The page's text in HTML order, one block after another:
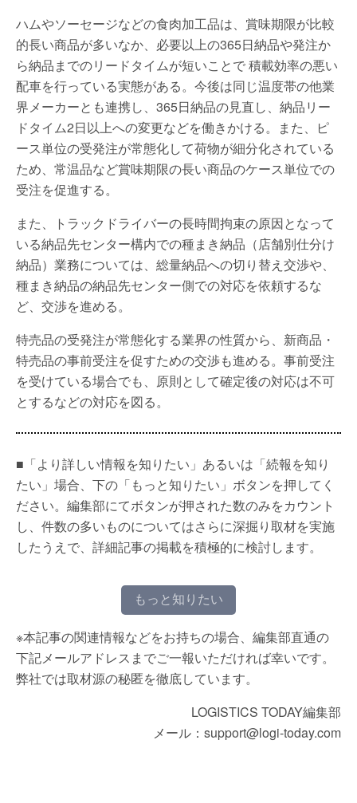
ハムやソーセージなどの食肉加工品は、賞味期限が比較
的長い商品が多いなか、必要以上の365日納品や発注か
ら納品までのリードタイムが短いことで 積載効率の悪い
配車を行っている実態がある。今後は同じ温度帯の他業
界メーカーとも連携し、365日納品の見直し、納品リー
ドタイム2日以上への変更などを働きかける。また、ピ
ース単位の受発注が常態化して荷物が細分化されている
ため、常温品など賞味期限の長い商品のケース単位での
受注を促進する。
また、トラックドライバーの長時間拘束の原因となって
いる納品先センター構内での種まき納品（店舗別仕分け
納品）業務については、総量納品への切り替え交渉や、
種まき納品の納品先センター側での対応を依頼するな
ど、交渉を進める。
特売品の受発注が常態化する業界の性質から、新商品・
特売品の事前受注を促すための交渉も進める。事前受注
を受けている場合でも、原則として確定後の対応は不可
とするなどの対応を図る。
■「より詳しい情報を知りたい」あるいは「続報を知り
たい」場合、下の「もっと知りたい」ボタンを押してく
ださい。編集部にてボタンが押された数のみをカウント
し、件数の多いものについてはさらに深掘り取材を実施
したうえで、詳細記事の掲載を積極的に検討します。
もっと知りたい
※本記事の関連情報などをお持ちの場合、編集部直通の
下記メールアドレスまでご一報いただければ幸いです。
弊社では取材源の秘匿を徹底しています。
LOGISTICS TODAY編集部
メール：support@logi-today.com